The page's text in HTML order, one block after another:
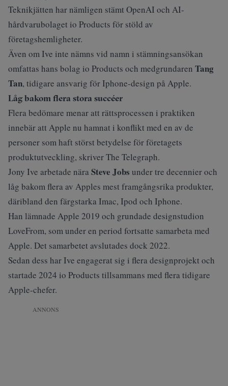
Teknikjätten har nämligen stämt OpenAI och AI-
hårdvarubolaget io Products för stöld av
företagshemligheter.
Även om Ive inte nämns vid namn i stämningsansökan
omfattas hans bolag io Products och medgrundaren Tang
Tan, tidigare ansvarig för Iphone-design på Apple.
Låg bakom flera stora succéer
Flera bedömare menar att rättsprocessen i praktiken
innebär att Apple nu hamnat i konflikt med en av de
personer som haft störst betydelse för företagets
produktutveckling, skriverThe Telegraph.
Jony Ive arbetade nära Steve Jobs under tre decennier och
låg bakom flera av Apples mest framgångsrika produkter,
däribland den färgstarka Imac, Ipod och Iphone.
Han lämnade Apple 2019 och grundade designstudion
LoveFrom, som under en period fortsatte samarbeta med
Apple. Det samarbetet avslutades dock 2022.
Sedan dess har Ive engagerat sig i flera designprojekt och
startade 2024 io Products tillsammans med flera tidigare
Apple-chefer.
ANNONS